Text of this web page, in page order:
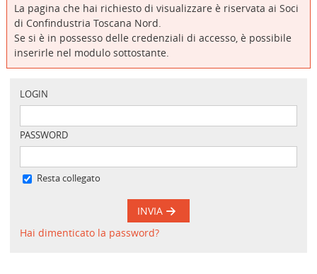
La pagina che hai richiesto di visualizzare è riservata ai Soci
di Confindustria Toscana Nord.
Se si è in possesso delle credenziali di accesso, è possibile
inserirle nel modulo sottostante.
LOGIN
PASSWORD
Resta collegato
INVIA
Hai dimenticato la password?